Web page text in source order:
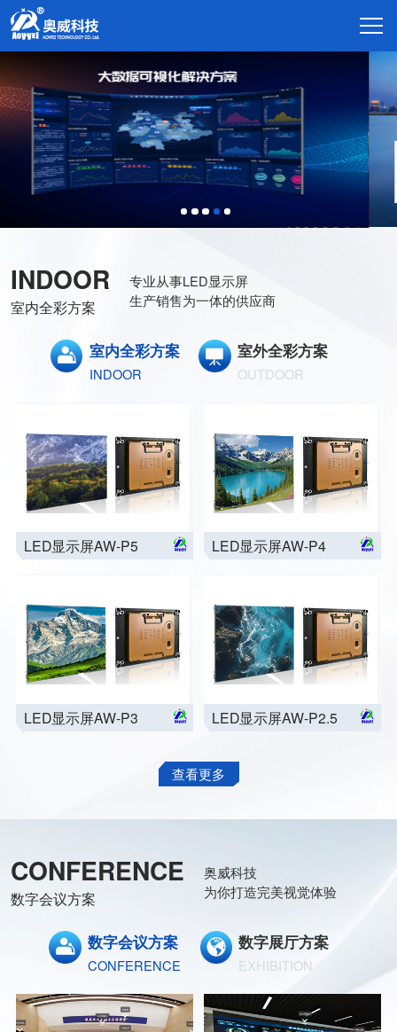
INDOOR
室内全彩方案
专业从事LED显示屏
生产销售为一体的供应商
室内全彩方案
INDOOR
室外全彩方案
OUTDOOR
LED显示屏AW-P5 LED显示屏AW-P4
LED显示屏AW-P3 LED显示屏AW-P2.5
查看更多
CONFERENCE
数字会议方案
奥威科技
为你打造完美视觉体验
数字会议方案
CONFERENCE
数字展厅方案
EXHIBITION